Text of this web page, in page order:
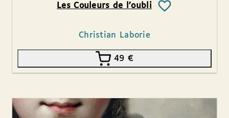
Les Couleurs de l’oubli
Christian Laborie
49 €